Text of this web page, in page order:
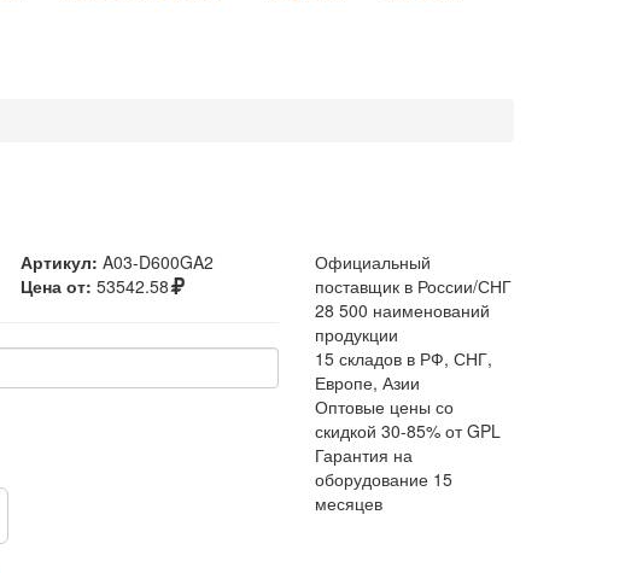
Артикул: A03-D600GA2
Цена от: 53542.58
Официальный
поставщик в России/СНГ
28 500 наименований
продукции
15 складов в РФ, СНГ,
Европе, Азии
Оптовые цены со
скидкой 30-85% от GPL
Гарантия на
оборудование 15
месяцев